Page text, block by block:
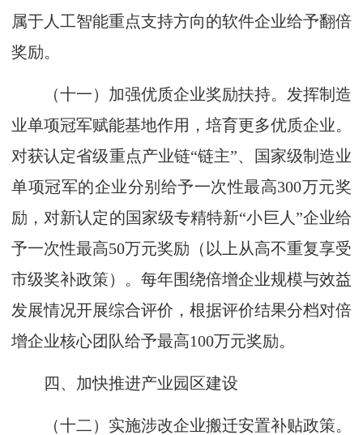
属于人工智能重点支持方向的软件企业给予翻倍
奖励。
（十一）加强优质企业奖励扶持。发挥制造
业单项冠军赋能基地作用，培育更多优质企业。
对获认定省级重点产业链“链主”、国家级制造业
单项冠军的企业分别给予一次性最高300万元奖
励，对新认定的国家级专精特新“小巨人”企业给
予一次性最高50万元奖励（以上从高不重复享受
市级奖补政策）。每年围绕倍增企业规模与效益
发展情况开展综合评价，根据评价结果分档对倍
增企业核心团队给予最高100万元奖励。
四、加快推进产业园区建设
（十二）实施涉改企业搬迁安置补贴政策。